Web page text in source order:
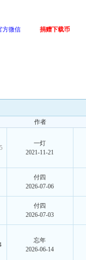
方微信 捐赠下载币
作者
一灯
2021-11-21
付四
2026-07-06
付四
2026-07-03
忘年
2026-06-14